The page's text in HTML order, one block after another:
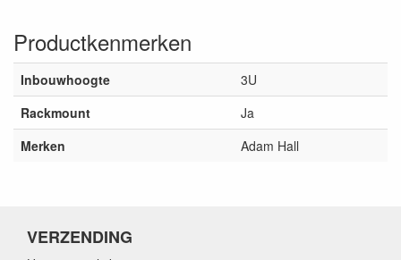
Productkenmerken
Inbouwhoogte
3U
Rackmount
Ja
Merken
Adam Hall
VERZENDING